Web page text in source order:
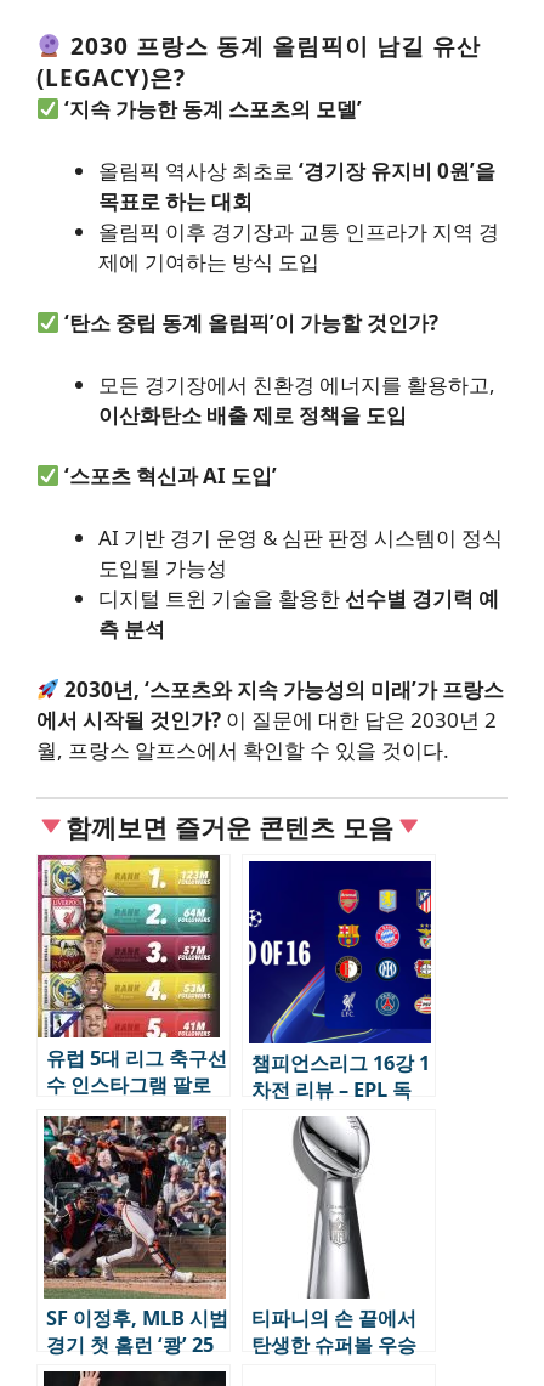
2030 프랑스 동계 올림픽이 남길 유산
(LEGACY)은?
‘지속 가능한 동계 스포츠의 모델’
올림픽 역사상 최초로 ‘경기장 유지비 0원’을
목표로 하는 대회
올림픽 이후 경기장과 교통 인프라가 지역 경
제에 기여하는 방식 도입
‘탄소 중립 동계 올림픽’이 가능할 것인가?
모든 경기장에서 친환경 에너지를 활용하고,
이산화탄소 배출 제로 정책을 도입
‘스포츠 혁신과 AI 도입’
AI 기반 경기 운영 & 심판 판정 시스템이 정식
도입될 가능성
디지털 트윈 기술을 활용한선수별 경기력 예
측 분석
2030년, ‘스포츠와 지속 가능성의 미래’가 프랑스
에서 시작될 것인가? 이 질문에 대한 답은 2030년 2
월, 프랑스 알프스에서 확인할 수 있을 것이다.
함께보면 즐거운 콘텐츠 모음
유럽 5대 리그 축구선
수 인스타그램 팔로
워 순위 TOP10
(2024년 기준)
챔피언스리그 16강 1
차전 리뷰 – EPL 독
주, 변수 남긴 빅매치
SF 이정후, MLB 시범
경기 첫 홈런 ‘쾅’ 25
년시즌 기되된다.
티파니의 손 끝에서
탄생한 슈퍼볼 우승